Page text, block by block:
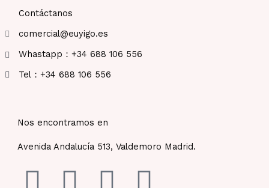
Contáctanos
comercial@euyigo.es
Whastapp：+34 688 106 556
Tel：+34 688 106 556
Nos encontramos en
Avenida Andalucía 513, Valdemoro Madrid.
F I Y T